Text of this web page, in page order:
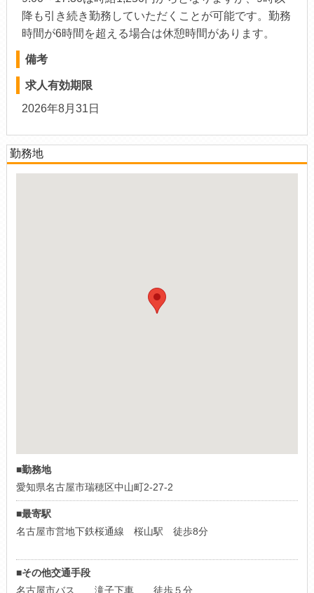
降も引き続き勤務していただくことが可能です。勤務
時間が6時間を超える場合は休憩時間があります。
備考
求人有効期限
2026年8月31日
勤務地
■勤務地
愛知県名古屋市瑞穂区中山町2-27-2
■最寄駅
名古屋市営地下鉄桜通線 桜山駅 徒歩8分
■その他交通手段
名古屋市バス 滝子下車 徒歩５分